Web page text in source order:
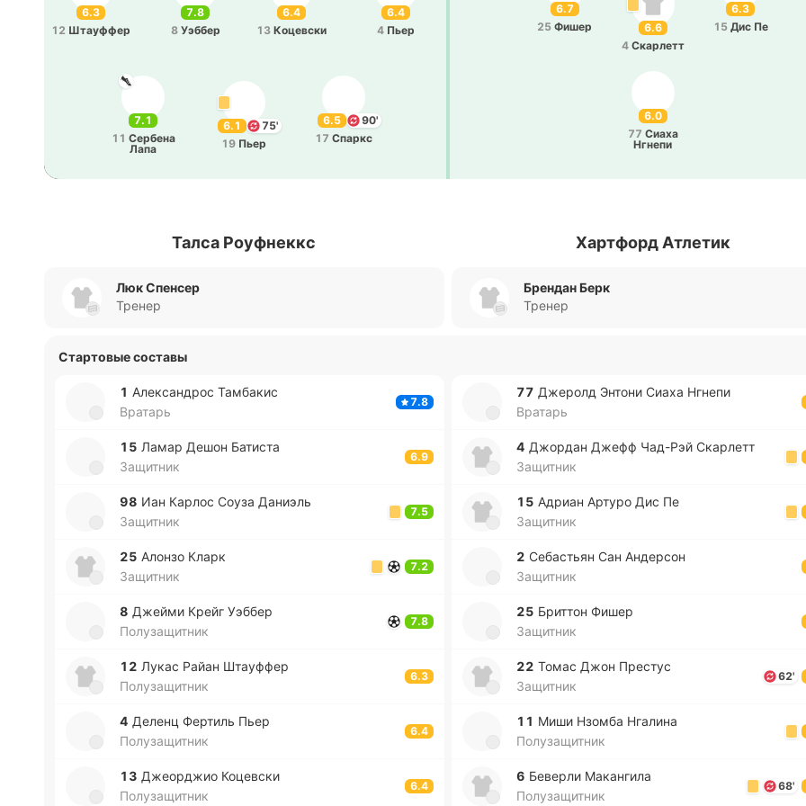
7.8
8 Уэббер
6.3
12 Штау­ффер
6.4
4 Пьер
6.4
13 Ко­це­вски
7.1
11 Се­рбе­на
Лапа
6.1
75'
19 Пьер
6.5
90'
17 Спаркс
6.0
77 Сиаха
Нгнепи
6.6
4 Ска­рлетт
6.3
15 Дис Пе
6.7
25 Фишер
Талса Роуфнеккс Хартфорд Атлетик
Люк Спенсер
Тренер
Брендан Берк
Тренер
Стартовые составы
1 Але­кса­ндрос Та­мба­кис
Вратарь
7.8
15 Ламар Дешон Ба­ти­ста
Защитник
6.9
98 Иан Карлос Соуза Да­ниэль
Защитник
7.5
25 Алонзо Кларк
Защитник
7.2
8 Джейми Крейг Уэббер
Полузащитник
7.8
12 Лукас Райан Штау­ффер
Полузащитник
6.3
4 Деленц Фе­ртиль Пьер
Полузащитник
6.4
13 Джео­рджио Ко­це­вски
Полузащитник
6.4
77 Дже­ролд Энтони Сиаха Нгнепи
Вратарь
4 Джо­рдан Джефф Ча­д-Рэй Ска­рлетт
Защитник
15 Адриан Артуро Дис Пе
Защитник
2 Се­ба­стьян Сан Анде­рсон
Защитник
25 Бри­ттон Фишер
Защитник
22 Томас Джон Пре­стус
Защитник
62'
11 Миши Нзомба Нга­ли­на
Полузащитник
6 Бе­ве­рли Ма­ка­нги­ла
Полузащитник
68'